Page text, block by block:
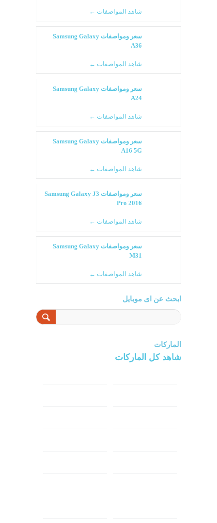
شاهد المواصفات ←
سعر ومواصفات Samsung Galaxy
A36
شاهد المواصفات ←
سعر ومواصفات Samsung Galaxy
A24
شاهد المواصفات ←
سعر ومواصفات Samsung Galaxy
A16 5G
شاهد المواصفات ←
سعر ومواصفات Samsung Galaxy J3
Pro 2016
شاهد المواصفات ←
سعر ومواصفات Samsung Galaxy
M31
شاهد المواصفات ←
ابحث عن اى موبايل
الماركات
شاهد كل الماركات